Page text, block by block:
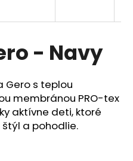
- Navy
Gero s teplou
membránou PRO-tex
aktívne deti, ktoré
a pohodlie.